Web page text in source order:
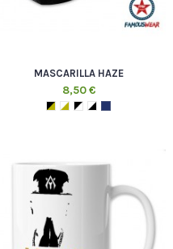
MASCARILLA HAZE
8,50 €